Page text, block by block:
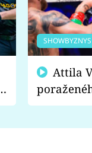
SHOWBYZNYS
chce